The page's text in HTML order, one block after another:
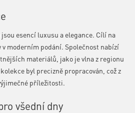
esencí luxusu a elegance. Cílí na
moderním podání. Společnost nabízí
materiálů, jako je vlna z regionu
byl precizně propracován, což z
příležitosti.
všední dny